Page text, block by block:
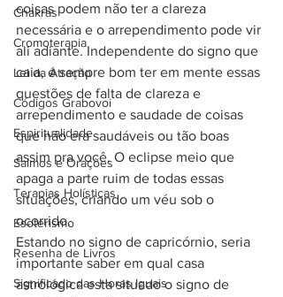
Chakras
Cromoterapia
Lei da Atração
Códigos Grabovoi
Espiritualidade
Salmos e Orações
Terapias Holísticas
Esoterismo
Resenha de Livros
Significado das Horas Iguais
coisas podem não ter a clareza
necessária e o arrependimento pode vir
ali adiante. Independente do signo que
caia, é sempre bom ter em mente essas
questões de falta de clareza e
arrependimento e saudade de coisas
que não era saudáveis ou tão boas
assim pra você. O eclipse meio que
apaga a parte ruim de todas essas
situações, criando um véu sob o
ocorrido.
Estando no signo de capricórnio, seria
importante saber em qual casa
astrológica esta situado o signo de